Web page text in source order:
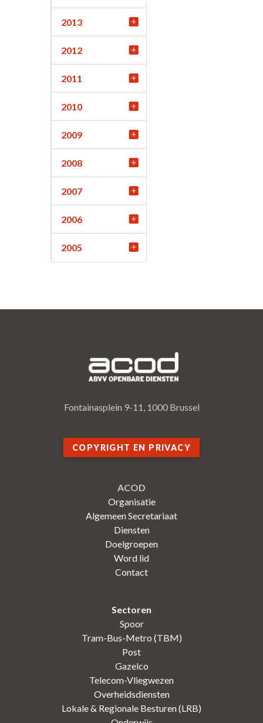
2013
2012
2011
2010
2009
2008
2007
2006
2005
Fontainasplein 9-11, 1000 Brussel
COPYRIGHT EN PRIVACY
ACOD
Organisatie
Algemeen Secretariaat
Diensten
Doelgroepen
Word lid
Contact
Sectoren
Spoor
Tram-Bus-Metro (TBM)
Post
Gazelco
Telecom-Vliegwezen
Overheidsdiensten
Lokale & Regionale Besturen (LRB)